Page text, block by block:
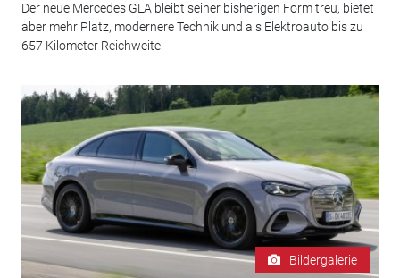
Der neue Mercedes GLA bleibt seiner bisherigen Form treu, bietet
aber mehr Platz, modernere Technik und als Elektroauto bis zu
657 Kilometer Reichweite.
Bildergalerie